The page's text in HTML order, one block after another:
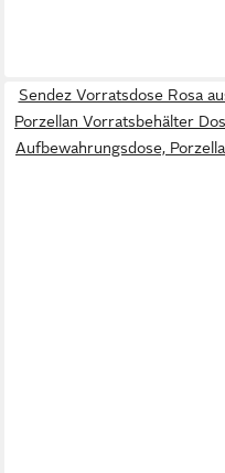
Sendez Vorratsdose Rosa
Porzellan Vorratsbehälter
Aufbewahrungsdose,